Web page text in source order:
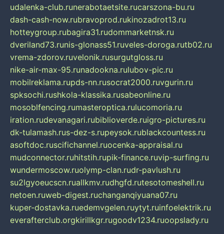
udalenka-club.runerabotaetsite.rucarszona-bu.ru
dash-cash-now.rubravoprod.rukinozadrot13.ru
hotteygroup.rubagira31.rudommarketnsk.ru
dveriland73.runis-glonass51.ruveles-doroga.rutb02.ru
vrema-zdorov.ruvelonik.rusurgutgloss.ru
nike-air-max-95.runadookna.rulubov-pic.ru
mobilreklama.rupds-nn.rusocrat2000.ruvgurin.ru
spksochi.rushkola-klassika.rusabeonline.ru
mosoblfencing.rumasteroptica.rulucomoria.ru
iration.rudevanagari.rubiblioverde.ruigro-pictures.ru
dk-tulamash.rus-dez-s.rupeysok.rublackcountess.ru
asoftdoc.ruscifichannel.ruocenka-appraisal.ru
mudconnector.ruhitstih.rupik-finance.ruvip-surfing.ru
wundermoscow.ruolymp-clan.rudr-pavlush.ru
su2lgyoeucscn.ruallkmv.rudhgfd.rutesotomeshell.ru
netoen.ruweb-digest.ruchanganqiyuana07.ru
kuper-dostavka.ruedemvgelen.ruytyt.ruinfoelektrik.ru
everafterclub.orgkirillkgr.rugoodv1234.ruoopslady.ru